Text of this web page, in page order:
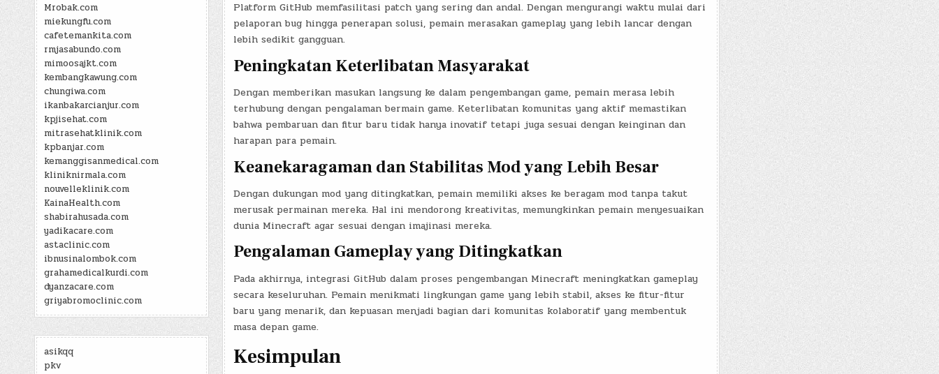
Mrobak.com
miekungfu.com
cafetemankita.com
rmjasabundo.com
mimoosajkt.com
kembangkawung.com
chungiwa.com
ikanbakarcianjur.com
kpjisehat.com
mitrasehatklinik.com
kpbanjar.com
kemanggisanmedical.com
kliniknirmala.com
nouvelleklinik.com
KainaHealth.com
shabirahusada.com
yadikacare.com
astaclinic.com
ibnusinalombok.com
grahamedicalkurdi.com
dyanzacare.com
griyabromoclinic.com
asikqq
pkv
Platform GitHub memfasilitasi patch yang sering dan andal. Dengan mengurangi waktu mulai dari
pelaporan bug hingga penerapan solusi, pemain merasakan gameplay yang lebih lancar dengan
lebih sedikit gangguan.
Peningkatan Keterlibatan Masyarakat
Dengan memberikan masukan langsung ke dalam pengembangan game, pemain merasa lebih
terhubung dengan pengalaman bermain game. Keterlibatan komunitas yang aktif memastikan
bahwa pembaruan dan fitur baru tidak hanya inovatif tetapi juga sesuai dengan keinginan dan
harapan para pemain.
Keanekaragaman dan Stabilitas Mod yang Lebih Besar
Dengan dukungan mod yang ditingkatkan, pemain memiliki akses ke beragam mod tanpa takut
merusak permainan mereka. Hal ini mendorong kreativitas, memungkinkan pemain menyesuaikan
dunia Minecraft agar sesuai dengan imajinasi mereka.
Pengalaman Gameplay yang Ditingkatkan
Pada akhirnya, integrasi GitHub dalam proses pengembangan Minecraft meningkatkan gameplay
secara keseluruhan. Pemain menikmati lingkungan game yang lebih stabil, akses ke fitur-fitur
baru yang menarik, dan kepuasan menjadi bagian dari komunitas kolaboratif yang membentuk
masa depan game.
Kesimpulan